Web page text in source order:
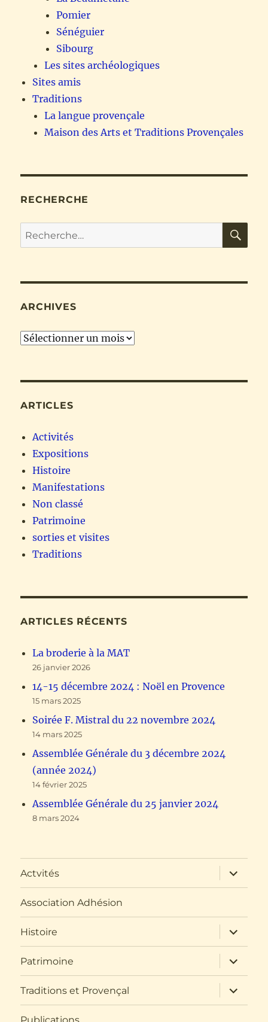
Pomier
Sénéguier
Sibourg
Les sites archéologiques
Sites amis
Traditions
La langue provençale
Maison des Arts et Traditions Provençales
RECHERCHE
Recherche
pour :
ARCHIVES
Archives
ARTICLES
Activités
Expositions
Histoire
Manifestations
Non classé
Patrimoine
sorties et visites
Traditions
ARTICLES RÉCENTS
La broderie à la MAT
26 janvier 2026
14-15 décembre 2024 : Noël en Provence
15 mars 2025
Soirée F. Mistral du 22 novembre 2024
14 mars 2025
Assemblée Générale du 3 décembre 2024
(année 2024)
14 février 2025
Assemblée Générale du 25 janvier 2024
8 mars 2024
Actvités
ouvrir
le
sous-
Association Adhésion
Histoire
ouvrir
le
sous-
menu
Patrimoine
ouvrir
le
sous-
menu
Traditions et Provençal
ouvrir
le
sous-